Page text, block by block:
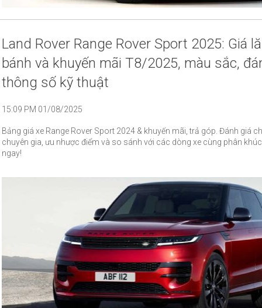
Land Rover Range Rover Sport 2025: Giá
bánh và khuyến mãi T8/2025, màu sắc,
thông số kỹ thuật
15:09 PM 01/08/2025
Bảng giá xe Range Rover Sport 2024 & khuyến mãi, trả góp. Đánh giá
chuyên gia, ưu nhược điểm và so sánh với các dòng xe cùng phân
ngay!